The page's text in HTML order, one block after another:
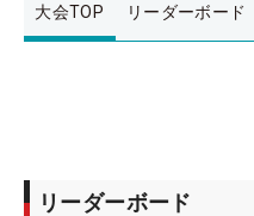
大会TOP リーダーボード
リーダーボード